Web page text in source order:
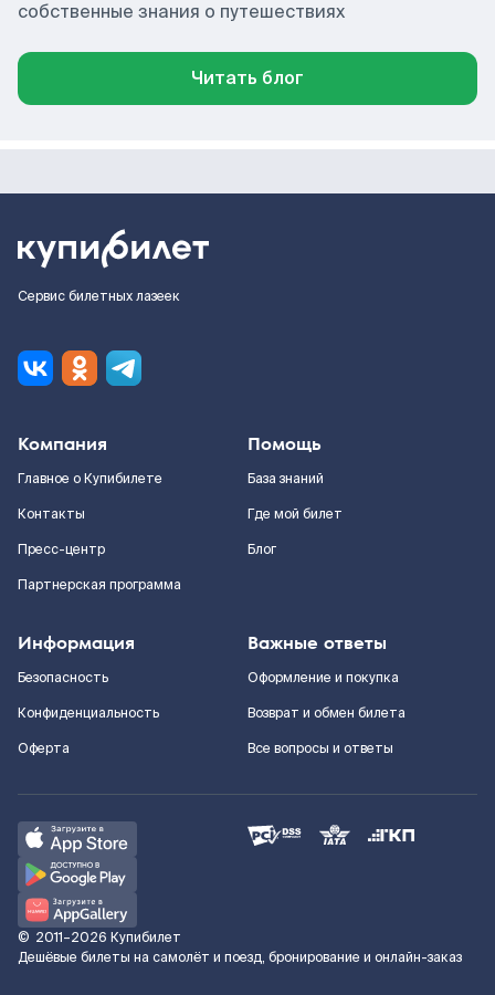
собственные знания о путешествиях
Читать блог
Сервис билетных лазеек
Компания
Главное о Купибилете
Контакты
Пресс-центр
Партнерская программа
Помощь
База знаний
Где мой билет
Блог
Информация
Безопасность
Конфиденциальность
Оферта
Важные ответы
Оформление и покупка
Возврат и обмен билета
Все вопросы и ответы
© 2011–2026 Купибилет
Дешёвые билеты на самолёт и поезд, бронирование и онлайн-заказ